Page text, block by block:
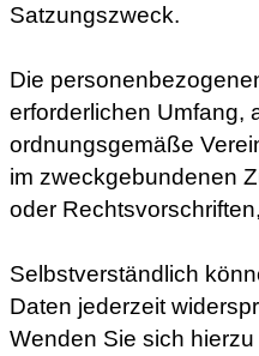
Satzungszweck.
Die
erforderlichen Umfang,
ordnungsgemäße
im zweckgebundenen
oder
Selbstverständlich
Daten jederzeit
Wenden Sie sich